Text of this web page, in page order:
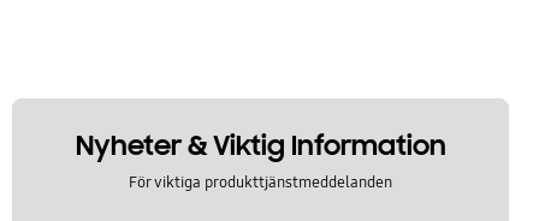
Nyheter & Viktig Information
För viktiga produkttjänstmeddelanden